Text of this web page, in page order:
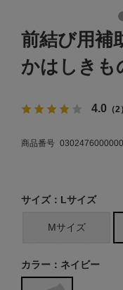
前結び用補
かはしきも
4.0 （2）
商品番号 0302476000000
サイズ：Lサイズ
Mサイズ
カラー：ネイビー